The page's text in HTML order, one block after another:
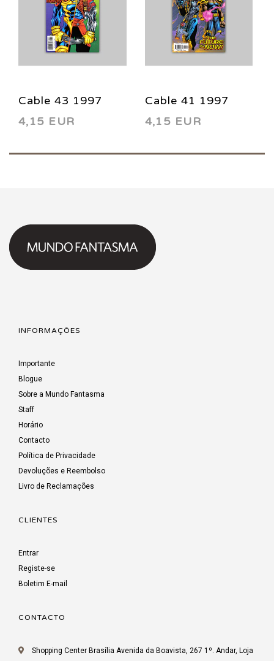
Cable 43 1997
4,15 EUR
Cable 41 1997
4,15 EUR
INFORMAÇÕES
Importante
Blogue
Sobre a Mundo Fantasma
Staff
Horário
Contacto
Política de Privacidade
Devoluções e Reembolso
Livro de Reclamações
CLIENTES
Entrar
Registe-se
Boletim E-mail
CONTACTO
Shopping Center Brasília Avenida da Boavista, 267 1º. Andar, Loja